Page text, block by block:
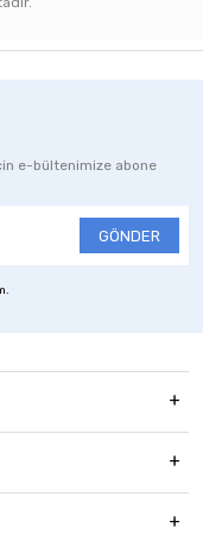
e-bültenimize abone
GÖNDER